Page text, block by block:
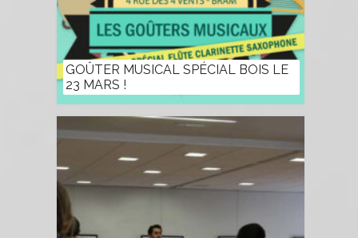
GOÛTER MUSICAL SPÉCIAL BOIS LE
23 MARS !